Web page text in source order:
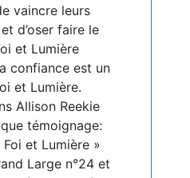
vaincre leurs
d’oser faire le
et Lumière
confiance est un
et Lumière.
Allison Reekie
témoignage:
et Lumière »
Large n°24 et